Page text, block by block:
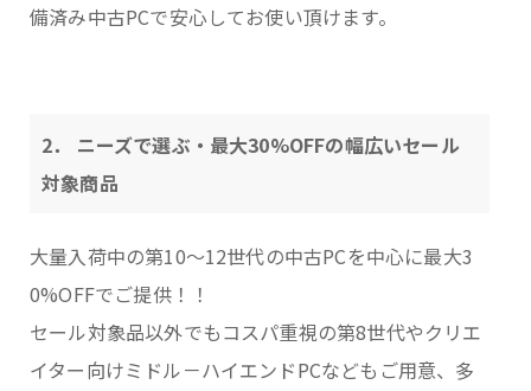
備済み中古PCで安心してお使い頂けます。
2． ニーズで選ぶ・最大30%OFFの幅広いセール
対象商品
大量入荷中の第10～12世代の中古PCを中心に最大3
0%OFFでご提供！！
セール対象品以外でもコスパ重視の第8世代やクリエ
イター向けミドル－ハイエンドPCなどもご用意、多